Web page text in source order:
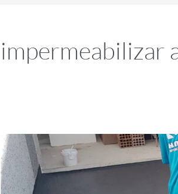
impermeabilizar
Infiltração
na
laje: